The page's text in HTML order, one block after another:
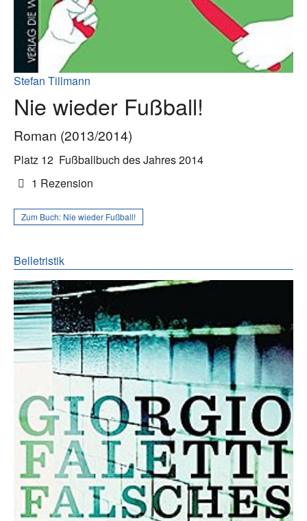
Stefan Tillmann
Nie wieder Fußball!
Roman (2013/2014)
Platz 12 Fußballbuch des Jahres 2014
1 Rezension
Zum Buch: Nie wieder Fußball!
Belletristik